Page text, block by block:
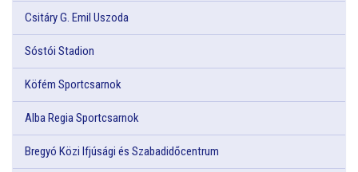
Csitáry G. Emil Uszoda
Sóstói Stadion
Köfém Sportcsarnok
Alba Regia Sportcsarnok
Bregyó Közi Ifjúsági és Szabadidőcentrum